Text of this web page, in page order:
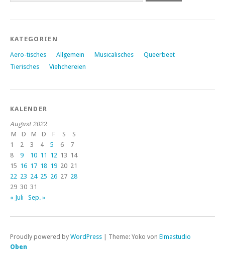
KATEGORIEN
Aero-tisches Allgemein Musicalisches
Queerbeet
Tierisches
Viehchereien
KALENDER
August 2022
M
D M D F S
S
1
2 3 4 5 6
7
8
9 10 11 12 13 14
15 16 17 18 19 20 21
22 23 24 25 26 27 28
29 30 31
« Juli
Sep. »
Proudly powered by WordPress | Theme: Yoko von Elmastudio
Oben